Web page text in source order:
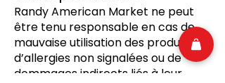
Randy American Market ne peut
être tenu responsable en cas de
mauvaise utilisation des produits,
d’allergies non signalées ou de
dommages indirects liés à leur